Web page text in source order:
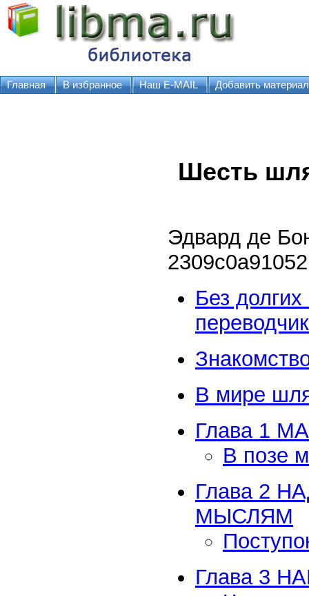
Главная В избранное Наш E-MAIL Добавить материал
Шесть
Эдвард де
2309c0a91052
Без
В мире
Глава 1
В позе
Глава 2
МЫСЛЯМ
Глава 3